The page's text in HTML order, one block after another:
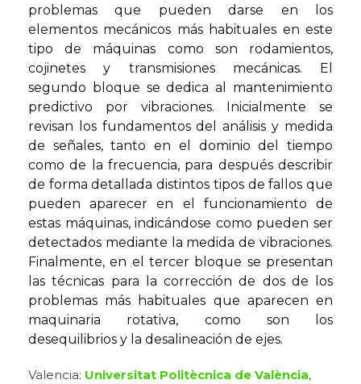
problemas que pueden darse en los
elementos mecánicos más habituales en este
tipo de máquinas como son rodamientos,
cojinetes y transmisiones mecánicas. El
segundo bloque se dedica al mantenimiento
predictivo por vibraciones. Inicialmente se
revisan los fundamentos del análisis y medida
de señales, tanto en el dominio del tiempo
como de la frecuencia, para después describir
de forma detallada distintos tipos de fallos que
pueden aparecer en el funcionamiento de
estas máquinas, indicándose como pueden ser
detectados mediante la medida de vibraciones.
Finalmente, en el tercer bloque se presentan
las técnicas para la corrección de dos de los
problemas más habituales que aparecen en
maquinaria rotativa, como son los
desequilibrios y la desalineación de ejes.
Valencia: Universitat Politècnica de València,